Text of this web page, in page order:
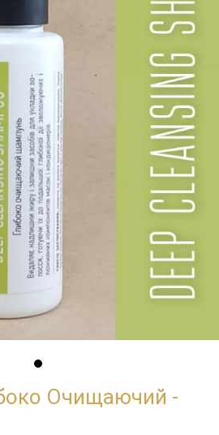
Очищаючий -